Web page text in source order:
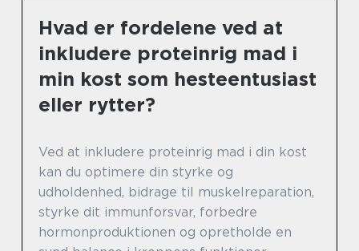
Hvad er fordelene ved at
inkludere proteinrig mad i
min kost som hesteentusiast
eller rytter?
Ved at inkludere proteinrig mad i din kost
kan du optimere din styrke og
udholdenhed, bidrage til muskelreparation,
styrke dit immunforsvar, forbedre
hormonproduktionen og opretholde en